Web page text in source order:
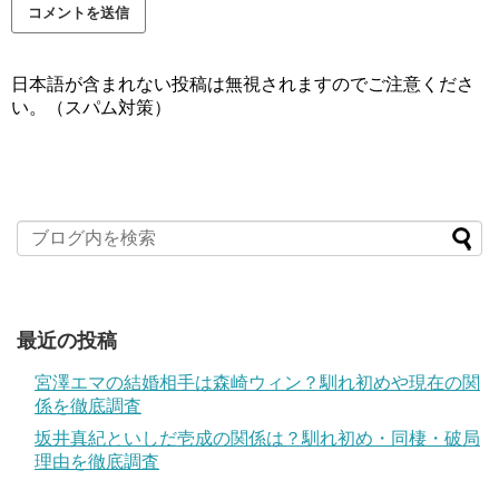
日本語が含まれない投稿は無視されますのでご注意くださ
い。（スパム対策）
最近の投稿
宮澤エマの結婚相手は森崎ウィン？馴れ初めや現在の関
係を徹底調査
坂井真紀といしだ壱成の関係は？馴れ初め・同棲・破局
理由を徹底調査